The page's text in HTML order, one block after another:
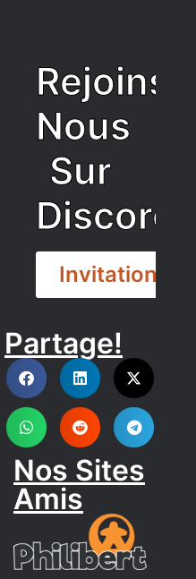
Rejoins
Nous
Sur
Discord
Invitation
DISCORD
Partage!
Nos Sites
Amis